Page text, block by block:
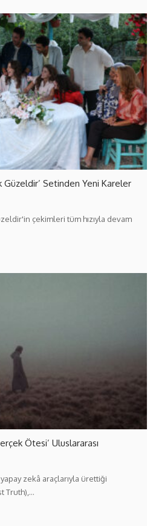
Güzeldir’ Setinden Yeni Kareler
çekimleri tüm hızıyla devam
Ötesi’ Uluslararası
zekâ araçlarıyla ürettiği
Truth),…